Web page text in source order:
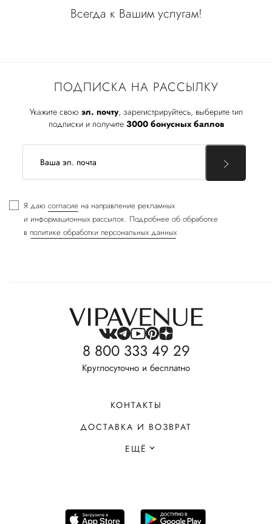
ПОДПИСКА НА РАССЫЛКУ
Укажите свою эл. почту, зарегистрируйтесь, выберите тип
подписки и получите 3000 бонусных баллов
Я даю согласие на направление рекламных
и информационных рассылок. Подробнее об обработке
в политике обработки персональных данных
Всегда к Вашим услугам!
8 800 333 49 29
Круглосуточно и бесплатно
КОНТАКТЫ
ДОСТАВКА И ВОЗВРАТ
ЕЩЁ